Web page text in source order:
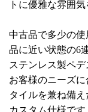
トに優雅な雰囲気
中古品で多少の
品に近い状態の6
ステンレス製ペデ
お客様のニーズ
タイルを兼ね備
カスタム仕様です